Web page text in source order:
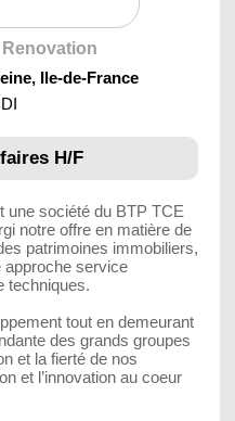
, Ile-de-France
H/F
une société du BTP TCE
notre offre en matière de
patrimoines immobiliers,
approche service
techniques.
tout en demeurant
des grands groupes
et la fierté de nos
et l’innovation au coeur